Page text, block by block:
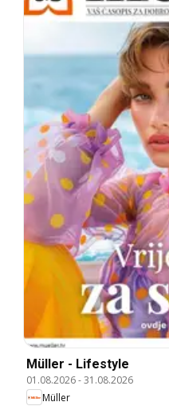
Müller - Lifestyle
01.08.2026-31.08.2026
Müller